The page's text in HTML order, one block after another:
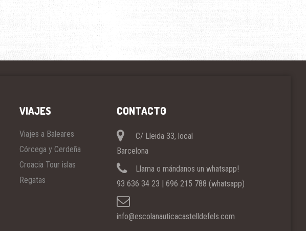
VIAJES
Viajes a Baleares
Córcega y Cerdeña
Croacia Tour islas
Regatas
CONTACT0
C/ Lleida 33, local
Barcelona
Llama o mándanos un whatsapp!
93 636 34 23 | 696 215 788 (whatsapp)
info@escolanauticacastelldefels.com